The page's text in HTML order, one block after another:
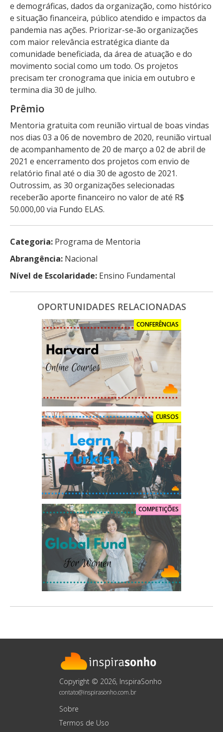
e demográficas, dados da organização, como histórico
e situação financeira, público atendido e impactos da
pandemia nas ações. Priorizar-se-ão organizações
com maior relevância estratégica diante da
comunidade beneficiada, da área de atuação e do
movimento social como um todo. Os projetos
precisam ter cronograma que inicia em outubro e
termina dia 30 de julho.
Prêmio
Mentoria gratuita com reunião virtual de boas vindas
nos dias 03 a 06 de novembro de 2020, reunião virtual
de acompanhamento de 20 de março a 02 de abril de
2021 e encerramento dos projetos com envio de
relatório final até o dia 30 de agosto de 2021.
Outrossim, as 30 organizações selecionadas
receberão aporte financeiro no valor de até R$
50.000,00 via Fundo ELAS.
Categoria: Programa de Mentoria
Abrangência: Nacional
Nível de Escolaridade: Ensino Fundamental
OPORTUNIDADES RELACIONADAS
CONFERÊNCIAS
CURSOS
COMPETIÇÕES
Copyright © 2026, InspiraSonho
contato@inspirasonho.com.br
Sobre
Termos de Uso